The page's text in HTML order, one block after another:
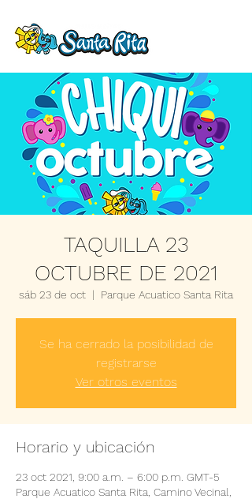
TAQUILLA 23
OCTUBRE DE 2021
sáb 23 de oct
  |
Parque Acuatico Santa Rita
Se ha cerrado la posibilidad de
registrarse
Ver otros eventos
Horario y ubicación
23 oct 2021, 9:00 a.m. – 6:00 p.m. GMT-5
Parque Acuatico Santa Rita, Camino Vecinal,